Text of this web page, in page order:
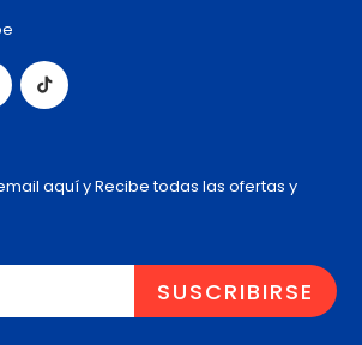
aquí y Recibe todas las ofertas y